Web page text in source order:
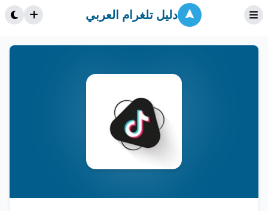
دليل تلغرام العربي